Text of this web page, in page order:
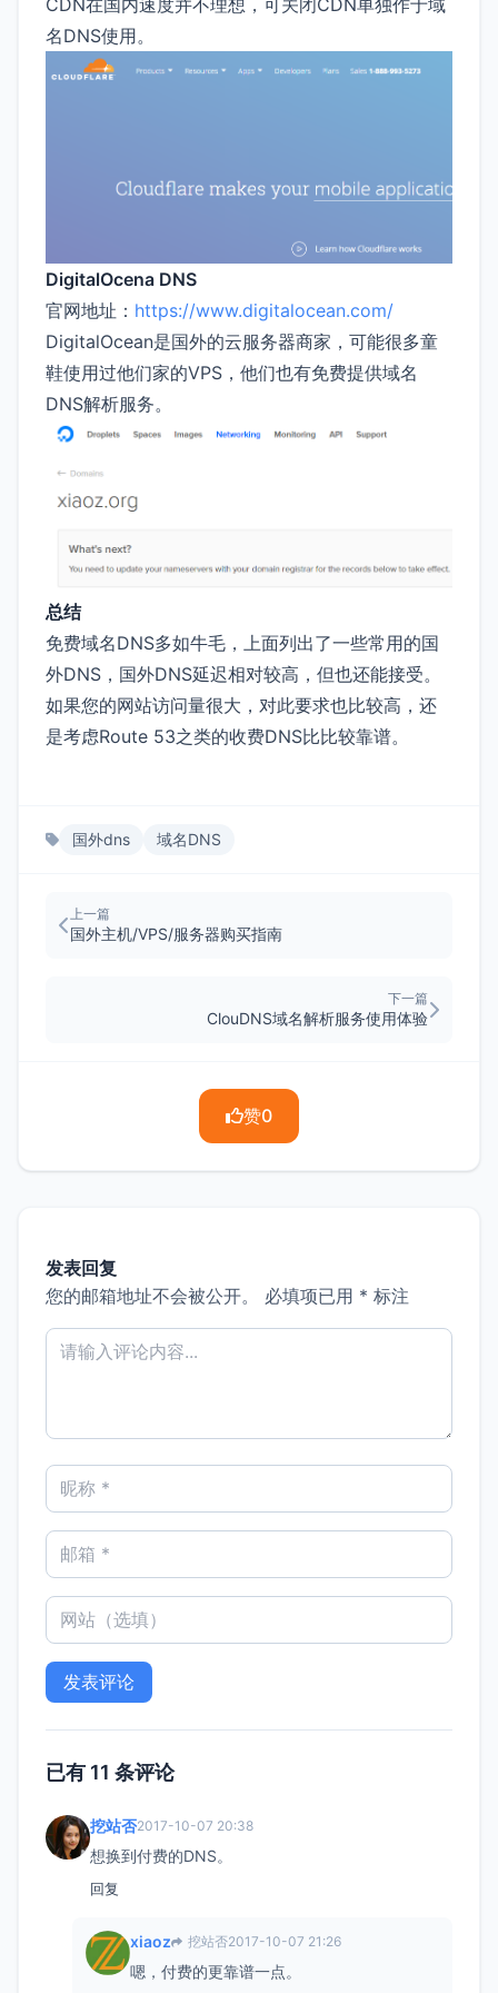
CDN在国内速度并不理想，可关闭CDN单独作于域
名DNS使用。
DigitalOcena DNS
官网地址： https://www.digitalocean.com/
DigitalOcean是国外的云服务器商家，可能很多童
鞋使用过他们家的VPS，他们也有免费提供域名
DNS解析服务。
总结
免费域名DNS多如牛毛，上面列出了一些常用的国
外DNS，国外DNS延迟相对较高，但也还能接受。
如果您的网站访问量很大，对此要求也比较高，还
是考虑Route 53之类的收费DNS比比较靠谱。
国外dns 域名DNS
上一篇
国外主机/VPS/服务器购买指南
下一篇
ClouDNS域名解析服务使用体验
赞0
发表回复
您的邮箱地址不会被公开。
必填项已用 * 标注
已有 11 条评论
挖站否2017-10-07 20:38
想换到付费的DNS。
回复
xiaoz 挖站否2017-10-07 21:26
嗯，付费的更靠谱一点。